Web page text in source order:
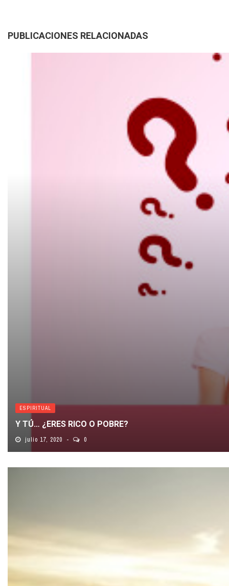
PUBLICACIONES RELACIONADAS
ESPIRITUAL
Y TÚ… ¿ERES RICO O POBRE?
julio 17, 2020 0